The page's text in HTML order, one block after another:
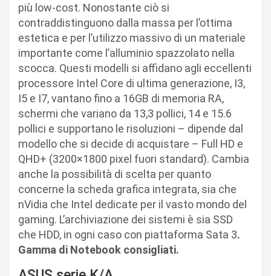
più low-cost. Nonostante ciò si
contraddistinguono dalla massa per l’ottima
estetica e per l’utilizzo massivo di un materiale
importante come l’alluminio spazzolato nella
scocca. Questi modelli si affidano agli eccellenti
processore Intel Core di ultima generazione, I3,
I5 e I7, vantano fino a 16GB di memoria RA,
schermi che variano da 13,3 pollici, 14 e 15.6
pollici e supportano le risoluzioni – dipende dal
modello che si decide di acquistare – Full HD e
QHD+ (3200×1800 pixel fuori standard). Cambia
anche la possibilità di scelta per quanto
concerne la scheda grafica integrata, sia che
nVidia che Intel dedicate per il vasto mondo del
gaming. L’archiviazione dei sistemi è sia SSD
che HDD, in ogni caso con piattaforma Sata 3.
Gamma di Notebook consigliati.